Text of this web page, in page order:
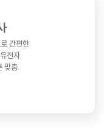
간편한
전자
맞춤